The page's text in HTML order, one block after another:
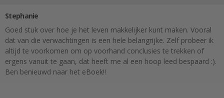
Stephanie
Goed stuk over hoe je het leven makkelijker kunt maken. Vooral
dat van die verwachtingen is een hele belangrijke. Zelf probeer ik
altijd te voorkomen om op voorhand conclusies te trekken of
ergens vanuit te gaan, dat heeft me al een hoop leed bespaard :).
Ben benieuwd naar het eBoek!!